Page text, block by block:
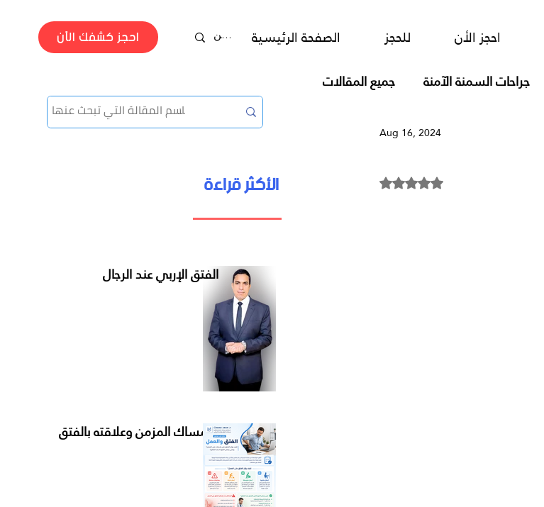
الصفحة الرئيسية للحجز
الفتق الإربي عند الرجال
الإمساك المزمن وعلاقته بالفتق
جميع المقالات جراحات السمنة الآمنة
فتق الحجاب الحاجز تصليح بالمسطرة
Aug 16, 2024
Rated NaN out of 5 stars.
احجز كشفك الآن الصفحة الرئيسية للحجز احجز الأن